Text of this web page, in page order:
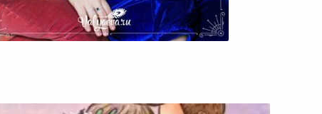
Мы Женщины, Которые Не
Умеют Любить.